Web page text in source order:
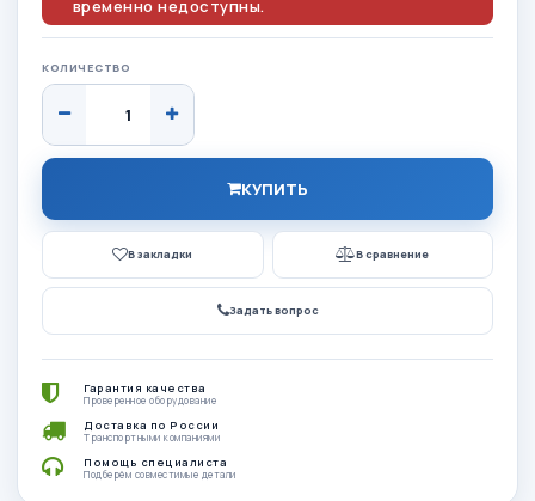
временно недоступны.
КОЛИЧЕСТВО
КУПИТЬ
В закладки В сравнение
Задать вопрос
Гарантия качества
Проверенное оборудование
Доставка по России
Транспортными компаниями
Помощь специалиста
Подберём совместимые детали